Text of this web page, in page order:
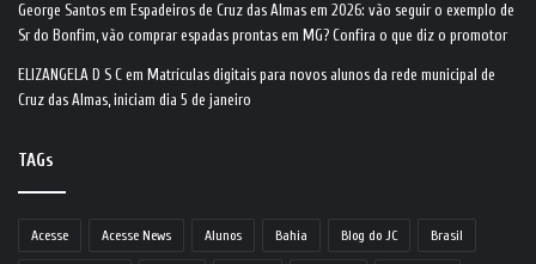
George Santos em Espadeiros de Cruz das Almas em 2026: vão seguir o exemplo de
Sr do Bonfim, vão comprar espadas prontas em MG? Confira o que diz o promotor
ELIZANGELA D S C em Matrículas digitais para novos alunos da rede municipal de
Cruz das Almas, iniciam dia 5 de janeiro
TAGs
Acesse Acesse News Alunos Bahia Blog do JC Brasil